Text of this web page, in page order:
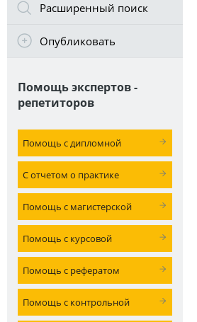
Расширенный поиск
Опубликовать
Помощь экспертов -
репетиторов
Помощь с дипломной
С отчетом о практике
Помощь с магистерской
Помощь с курсовой
Помощь с рефератом
Помощь с контрольной